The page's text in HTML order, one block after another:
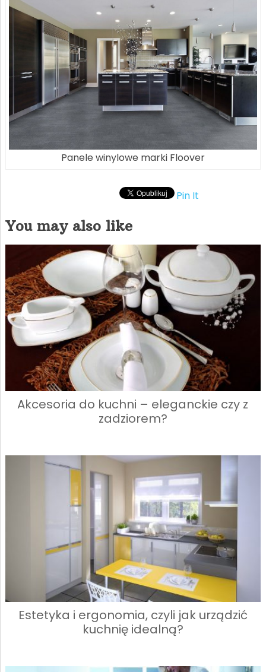
Panele winylowe marki Floover
Pin It
You may also like
Akcesoria do kuchni – eleganckie czy z
zadziorem?
Estetyka i ergonomia, czyli jak urządzić
kuchnię idealną?